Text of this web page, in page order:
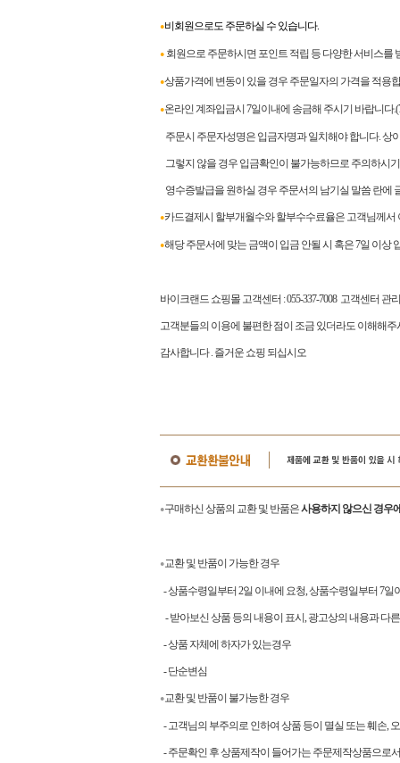
●비회원으로도 주문하실 수 있습니다.
● 회원으로 주문하시면 포인트 적립 등 다양한 서비스를
●상품가격에 변동이 있을 경우 주문일자의 가격을 적용
●온라인 계좌입금시 7일이내에 송금해 주시기 바랍니다
주문시 주문자성명은 입금자명과 일치해야 합니다. 상
그렇지 않을 경우 입금확인이 불가능하므로 주의하시
영수증발급을 원하실 경우 주문서의 남기실 말씀 란에
●카드결제시 할부개월수와 할부수수료율은 고객님께
●해당 주문서에 맞는 금액이 입금 안될 시 혹은 7일 이상
바이크랜드 쇼핑몰 고객센터 : 055-337-7008 고객센터 관
고객분들의 이용에 불편한 점이 조금 있더라도 이해해
감사합니다. 즐거운 쇼핑 되십시오
●구매하신 상품의 교환 및 반품은사용하지 않으신 경우
●교환 및 반품이 가능한 경우
- 상품수령일부터 2일 이내에 요청, 상품수령일부터 7
- 받아보신 상품 등의 내용이 표시, 광고상의 내용과 다
- 상품 자체에 하자가 있는경우
- 단순변심
●교환 및 반품이 불가능한 경우
- 고객님의 부주의로 인하여 상품 등이 멸실 또는 훼손,
- 주문확인 후 상품제작이 들어가는 주문제작상품으로